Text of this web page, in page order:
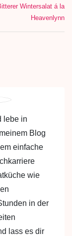
Wintersalat á la
Heavenlynn
lebe in
Blog
einfache
wie
in der
lass es dir